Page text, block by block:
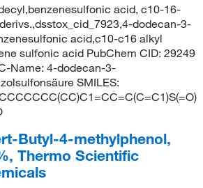
acid, c10-16-
dodecan-3-
acid,c10-c16 alkyl
sulfonic acid PubChem CID: 29249
Name: 4-dodecan-3-
SMILES:
Butyl-4-methylphenol,
Thermo Scientific